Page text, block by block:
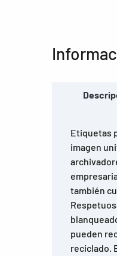
Etiquetas
imagen
también
pueden
reciclado.